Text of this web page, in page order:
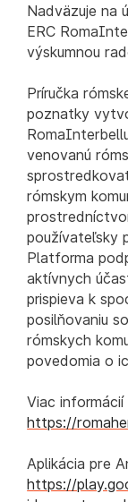
Nadväzuje na
ERC
výskumnou
Príručka
poznatky
venovanú
rómskym
používateľsky
Platforma
aktívnych
prispieva k
posilňovaniu
rómskych
povedomia o
Viac
https://
Aplikácia pre
https://